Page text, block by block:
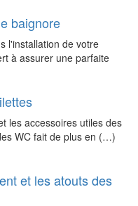
baignore
l'installation de votre
à assurer une parfaite
les accessoires utiles des
WC fait de plus en (…)
et les atouts des